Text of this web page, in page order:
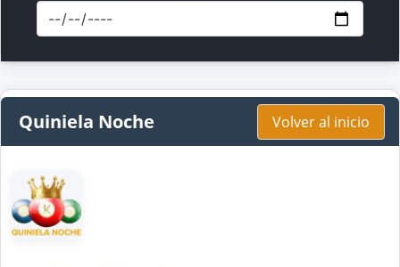
Quiniela Noche Volver al inicio